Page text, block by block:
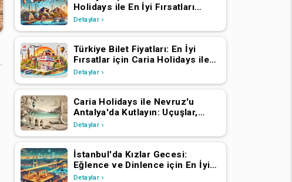
Holidays ile En İyi Fırsatları
Bulun
Detaylar
Türkiye Bilet Fiyatları: En İyi
Fırsatlar için Caria Holidays ile
Uçun
Detaylar
Caria Holidays ile Nevruz'u
Antalya'da Kutlayın: Uçuşlar,
Transferler, Lüks Oteller ve
Detaylar
İstanbul'da Kızlar Gecesi:
Eğlence ve Dinlence için En İyi
Mekanlar
Detaylar